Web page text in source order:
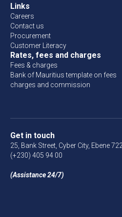
Links
Careers
Contact us
Procurement
Customer Literacy
Rates, fees and charges
Fees & charges
Bank of Mauritius template on fees
charges and commission
Get in touch
25, Bank Street, Cyber City, Ebene
(+230) 405 94 00
(Assistance 24/7)